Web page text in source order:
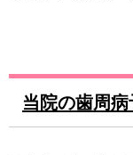
当院の歯周